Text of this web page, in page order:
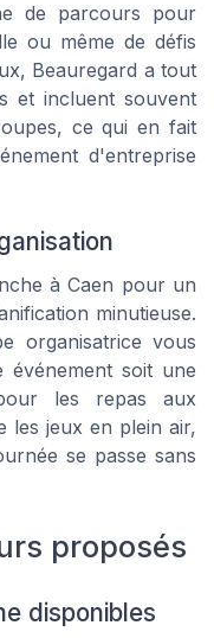
de parcours pour
ou même de défis
Beauregard a tout
et incluent souvent
ce qui en fait
d'entreprise
àCaen pour un
minutieuse.
organisatrice vous
soit une
les repas aux
les jeux en plein air,
se passe sans
proposés
disponibles